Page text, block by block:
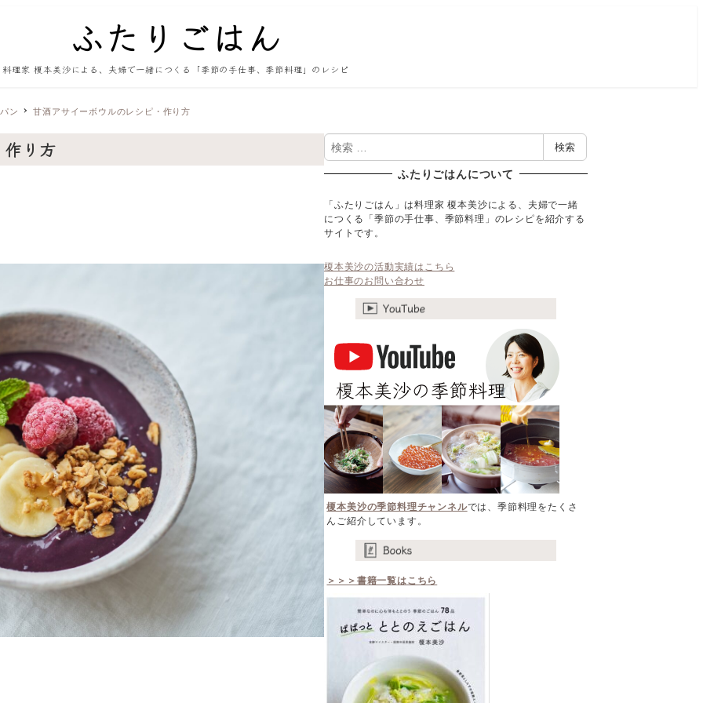
料理家 榎本美沙による、夫婦で一緒につくる「季節の手仕事、季節料理」のレシピ
ン 甘酒アサイーボウルのレシピ・作り方
り方
検
索
検索
ふたりごはんについて
「ふたりごはん」は料理家 榎本美沙による、夫婦で一緒
につくる「季節の手仕事、季節料理」のレシピを紹介する
サイトです。
榎本美沙の活動実績はこちら
お仕事のお問い合わせ
榎本美沙の季節料理チャンネルでは、季節料理をたくさ
んご紹介しています。
＞＞＞書籍一覧はこちら